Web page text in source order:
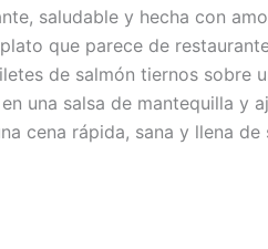
saludable y hecha con
que parece de
de salmón tiernos sobre
una salsa de mantequilla y
cena rápida, sana y llena